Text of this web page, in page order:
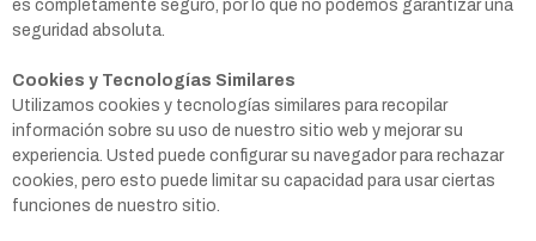
es completamente seguro, por lo que no podemos garantizar una
seguridad absoluta.
Cookies y Tecnologías Similares
Utilizamos cookies y tecnologías similares para recopilar
información sobre su uso de nuestro sitio web y mejorar su
experiencia. Usted puede configurar su navegador para rechazar
cookies, pero esto puede limitar su capacidad para usar ciertas
funciones de nuestro sitio.